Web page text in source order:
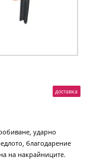
доставка
ударно
благодарение
на накрайниците.